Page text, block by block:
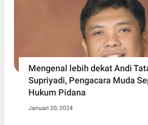
Mengenal lebih dekat Andi
Supriyadi, Pengacara Muda
Hukum Pidana
Januari 20, 2024